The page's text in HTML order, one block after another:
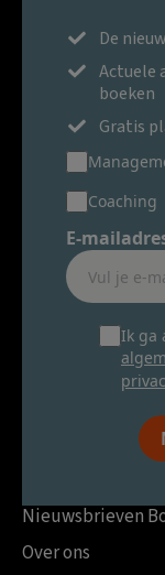
De
Actuele
boeken
Gratis
Coaching
E-
Ik ga
Nieuwsbrieven
Over ons